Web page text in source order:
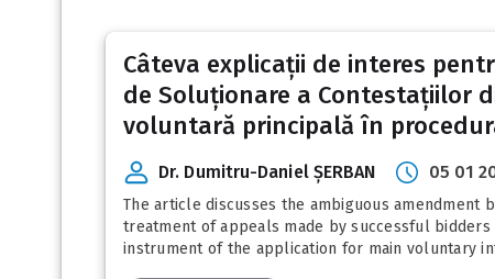
Câteva explicații de interes
de Soluționare a Contestațiilor
voluntară principală în
Dr. Dumitru-Daniel ȘERBAN 05 01
The article discusses the ambiguous amendment
treatment of appeals made by successful
instrument of the application for main voluntary